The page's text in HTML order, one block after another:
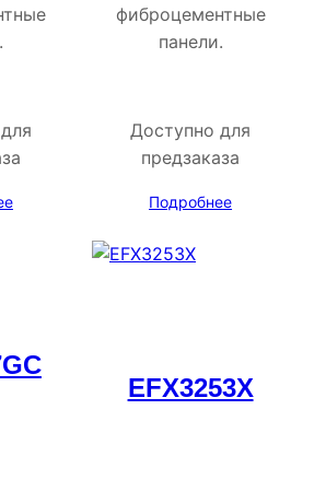
фиброцементные
панели.
Доступно для
предзаказа
Подробнее
EFX3253X